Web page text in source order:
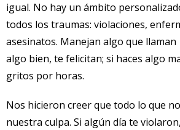
igual. No hay un ámbito
todos los traumas: violaciones,
asesinatos. Manejan algo que llaman
algo bien, te felicitan; si haces algo
gritos por horas.
Nos hicieron creer que todo lo que
nuestra culpa. Si algún día te